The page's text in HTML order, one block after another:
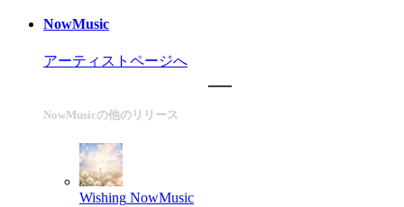
NowMusic
アーティストページへ
NowMusicの他のリリース
Wishing NowMusic